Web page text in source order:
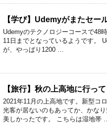
【学び】Udemyがまたセー
Udemyのテクノロジーコースで48
11日までとなっているようです。
が、やっぱり1200 …
【旅行】秋の上高地に行っ
2021年11月の上高地です。新型コ
光客が居ないのもあってか、かな
美しかったです。 こちらは湿地帯